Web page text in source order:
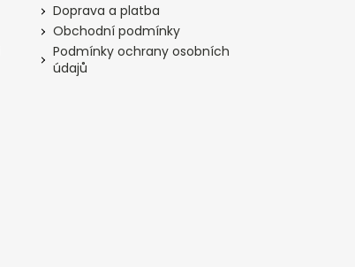
Doprava a platba
Obchodní podmínky
Podmínky ochrany osobních
údajů